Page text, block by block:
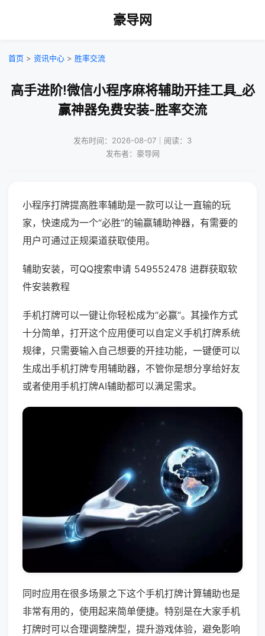
豪导网
首页 > 资讯中心 > 胜率交流
高手进阶!微信小程序麻将辅助开挂工具_必
赢神器免费安装-胜率交流
发布时间：2026-08-07｜阅读：3
发布者：豪导网
小程序打牌提高胜率辅助是一款可以让一直输的玩
家，快速成为一个“必胜”的输赢辅助神器，有需要的
用户可通过正规渠道获取使用。
辅助安装，可QQ搜索申请 549552478 进群获取软
件安装教程
手机打牌可以一键让你轻松成为“必赢”。其操作方式
十分简单，打开这个应用便可以自定义手机打牌系统
规律，只需要输入自己想要的开挂功能，一键便可以
生成出手机打牌专用辅助器，不管你是想分享给好友
或者使用手机打牌AI辅助都可以满足需求。
同时应用在很多场景之下这个手机打牌计算辅助也是
非常有用的，使用起来简单便捷。特别是在大家手机
打牌时可以合理调整牌型，提升游戏体验，避免影响